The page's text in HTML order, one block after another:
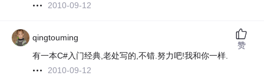
2010-09-12
qingtouming
有一本C#入门经典,老处写的,不错.努力吧!我和你一样.
2010-09-12
赞